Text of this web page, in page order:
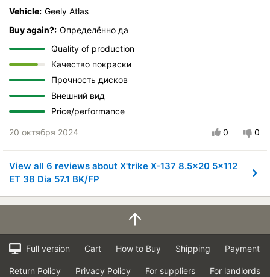
Vehicle: Geely Atlas
Buy again?: Определённо да
Quality of production
Качество покраски
Прочность дисков
Внешний вид
Price/performance
20 октября 2024 0 0
View all 6 reviews about X'trike X-137 8.5x20 5x112
ET 38 Dia 57.1 BK/FP
Full version Cart How to Buy Shipping Payment
Return Policy Privacy Policy For suppliers For landlords